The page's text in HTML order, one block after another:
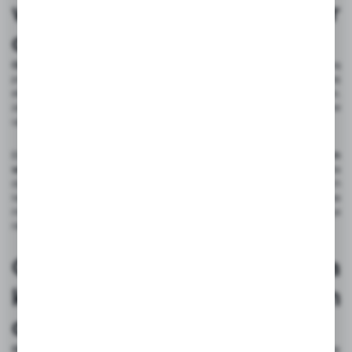
wielowłóknowe to wybór
dla profesjonalistów?
Oploty sznurówkowe wielowłóknowe na kable
oferują znaczną
przewagę nad klasycznymi osłonami kablowymi dzięki wyjątkowej
elastyczności i trwałości. Wykonane z wysokiej jakości materiałów,
zapewniają nie tylko ochronę przewodów, ale także ich estetyczne
uporządkowanie, co jest kluczowe w profesjonalnych instalacjach.
trwałość splotu oplotów sznurówkowych
wielowłóknowych
sprawiają, że są one idealnym wyborem dla
dynamicznych środowisk pracy. Dzięki zastosowaniu nowoczesnych
technologii produkcji, oploty te są odporne na uszkodzenia
mechaniczne oraz działanie wysokich temperatur, co czyni je
niezastąpionymi w wielu branżach.
Oploty sznurówkowe na
kable w instalacjach
dynamicznych